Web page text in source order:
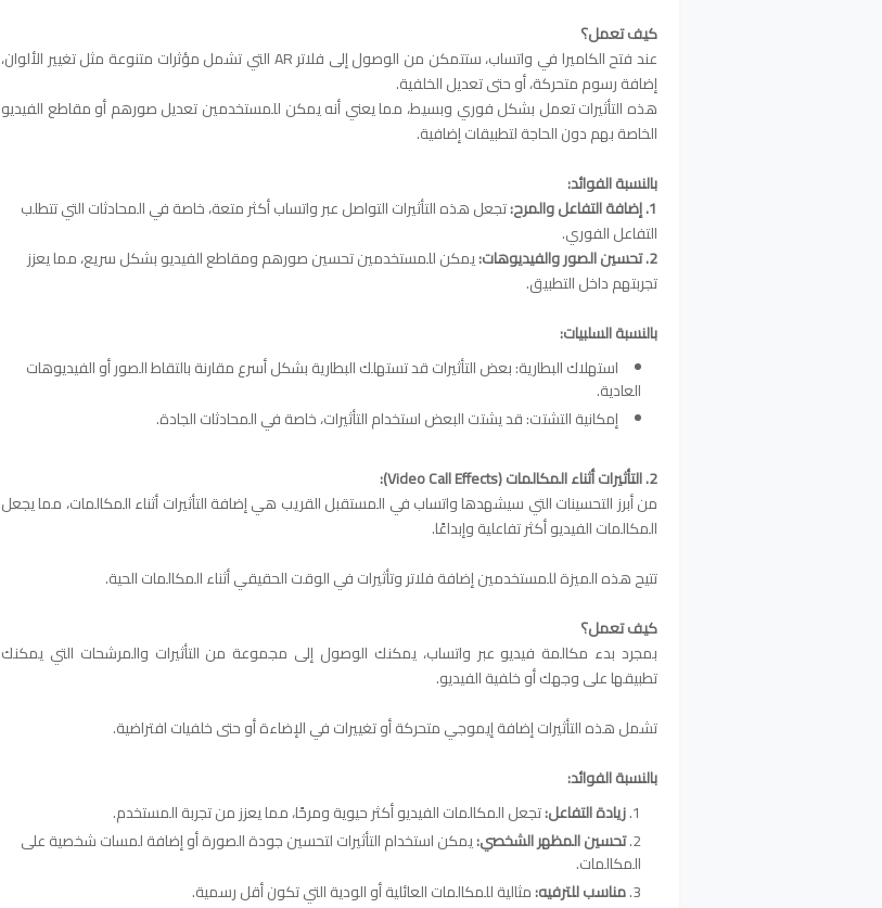
كيف تعمل؟
عند فتح الكاميرا في واتساب، ستتمكن من الوصول إلى فلاتر AR التي تشمل مؤثرات متنوعة مثل تغيير الألوان،
إضافة رسوم متحركة، أو حتى تعديل الخلفية.
هذه التأثيرات تعمل بشكل فوري وبسيط، مما يعني أنه يمكن للمستخدمين تعديل صورهم أو مقاطع الفيديو
الخاصة بهم دون الحاجة لتطبيقات إضافية.
بالنسبة الفوائد:
1. إضافة التفاعل والمرح:
تجعل هذه التأثيرات التواصل عبر واتساب أكثر متعة، خاصة في المحادثات التي تتطلب
التفاعل الفوري.
2. تحسين الصور والفيديوهات:
يمكن للمستخدمين تحسين صورهم ومقاطع الفيديو بشكل سريع، مما يعزز
تجربتهم داخل التطبيق.
بالنسبة السلبيات:
استهلاك البطارية: بعض التأثيرات قد تستهلك البطارية بشكل أسرع مقارنة بالتقاط الصور أو الفيديوهات
العادية.
إمكانية التشتت: قد يشتت البعض استخدام التأثيرات، خاصة في المحادثات الجادة.
2. التأثيرات أثناء المكالمات (Video Call Effects):
من أبرز التحسينات التي سيشهدها واتساب في المستقبل القريب هي إضافة التأثيرات أثناء المكالمات، مما يجعل
المكالمات الفيديو أكثر تفاعلية وإبداعًا.
تتيح هذه الميزة للمستخدمين إضافة فلاتر وتأثيرات في الوقت الحقيقي أثناء المكالمات الحية.
كيف تعمل؟
بمجرد بدء مكالمة فيديو عبر واتساب، يمكنك الوصول إلى مجموعة من التأثيرات والمرشحات التي يمكنك
تطبيقها على وجهك أو خلفية الفيديو.
تشمل هذه التأثيرات إضافة إيموجي متحركة أو تغييرات في الإضاءة أو حتى خلفيات افتراضية.
بالنسبة الفوائد:
زيادة التفاعل:تجعل المكالمات الفيديو أكثر حيوية ومرحًا، مما يعزز من تجربة المستخدم.
تحسين المظهر الشخصي:يمكن استخدام التأثيرات لتحسين جودة الصورة أو إضافة لمسات شخصية على
المكالمات.
مناسب للترفيه:مثالية للمكالمات العائلية أو الودية التي تكون أقل رسمية.